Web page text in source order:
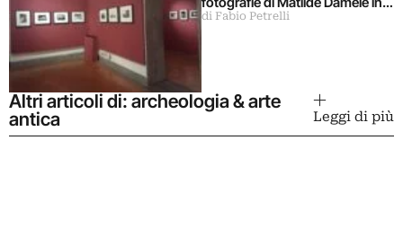
mostra a Roma
di Fabio Petrelli
Altri articoli di: archeologia & arte
antica
Leggi di più